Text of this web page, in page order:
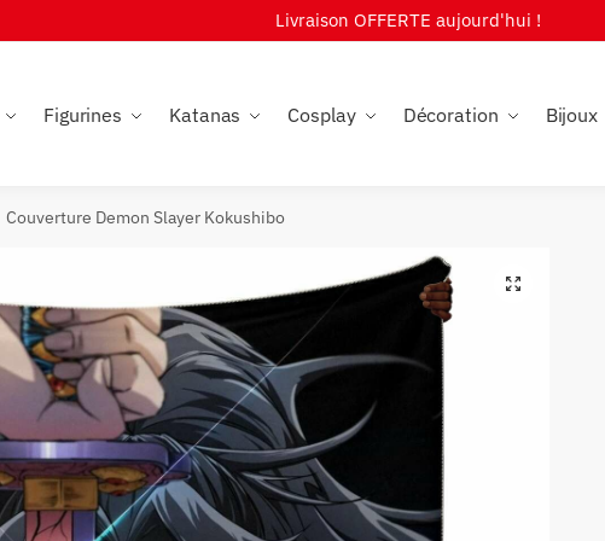
Livraison OFFERTE aujourd'hui !
Figurines Katanas Cosplay Décoration Bijoux
Couverture Demon Slayer Kokushibo
🔍